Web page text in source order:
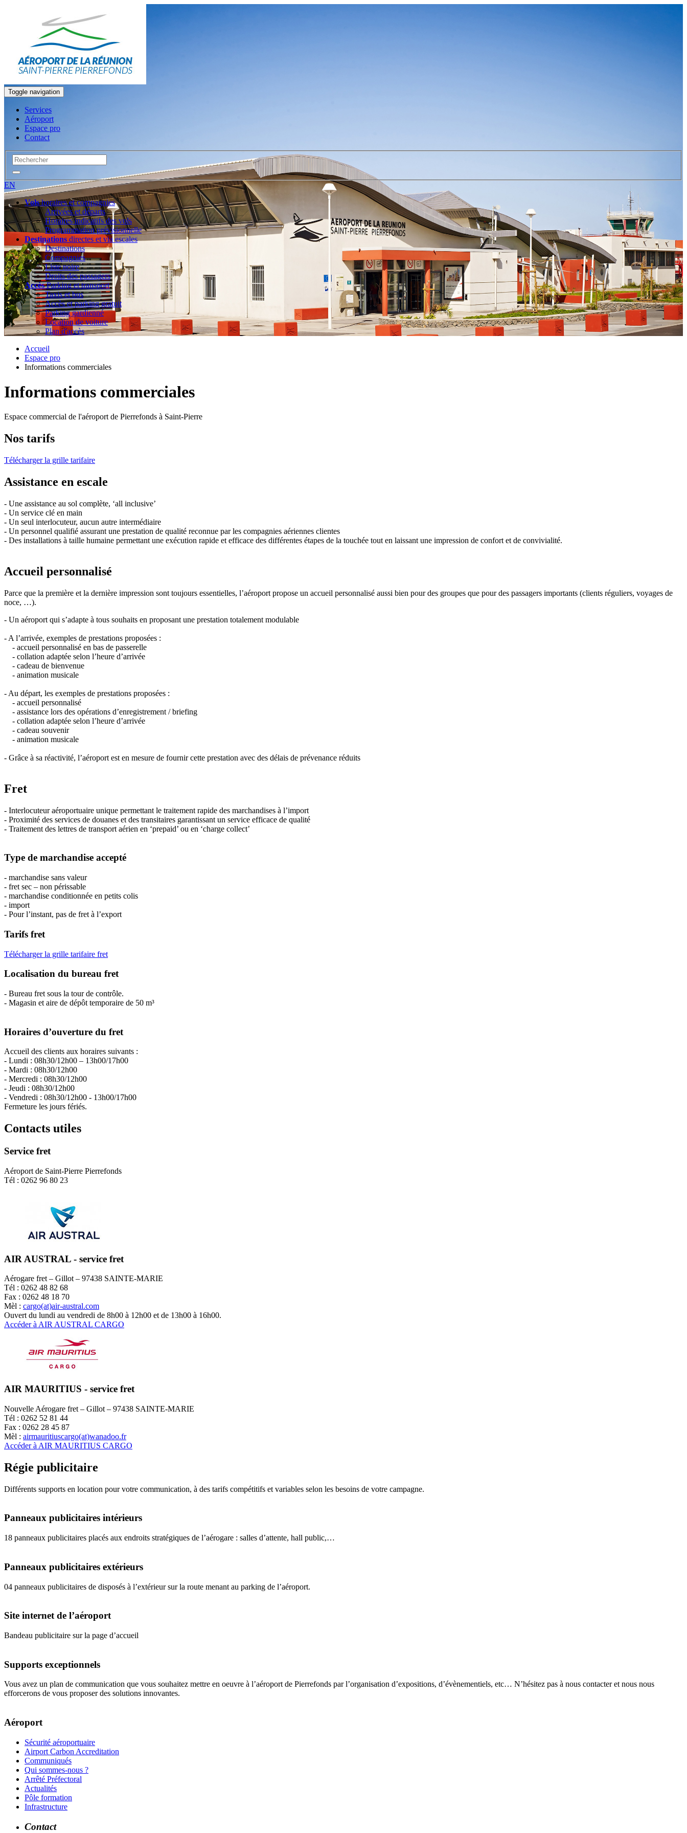
Toggle navigation
Services
Aéroport
Espace pro
Contact
EN
Volshoraires et compagnies
Arrivées et départs
Horaires indicatifs des vols
Programmation prévisionnelle
Destinations directes et via escales
Destinations
Compagnies
Liste noire
Droits des passagers
AccèsParking et transport
Taxis et bus
Accès et parking gratuit
Parking gardienné
Location de voiture
Plan d'accès
Accueil
Espace pro
Informations commerciales
Informations commerciales
Espace commercial de l'aéroport de Pierrefonds à Saint-Pierre
Nos tarifs
Télécharger la grille tarifaire
Assistance en escale
- Une assistance au sol complète, ‘all inclusive’
- Un service clé en main
- Un seul interlocuteur, aucun autre intermédiaire
- Un personnel qualifié assurant une prestation de qualité reconnue par les compagnies aériennes clientes
- Des installations à taille humaine permettant une exécution rapide et efficace des différentes étapes de la touchée tout en laissant une impression de confort et de convivialité.
Accueil personnalisé
Parce que la première et la dernière impression sont toujours essentielles, l’aéroport propose un accueil personnalisé aussi bien pour des groupes que pour des passagers importants (clients réguliers, voyages de
noce, …).
- Un aéroport qui s’adapte à tous souhaits en proposant une prestation totalement modulable
- A l’arrivée, exemples de prestations proposées :
- accueil personnalisé en bas de passerelle
- collation adaptée selon l’heure d’arrivée
- cadeau de bienvenue
- animation musicale
- Au départ, les exemples de prestations proposées :
- accueil personnalisé
- assistance lors des opérations d’enregistrement / briefing
- collation adaptée selon l’heure d’arrivée
- cadeau souvenir
- animation musicale
- Grâce à sa réactivité, l’aéroport est en mesure de fournir cette prestation avec des délais de prévenance réduits
Fret
- Interlocuteur aéroportuaire unique permettant le traitement rapide des marchandises à l’import
- Proximité des services de douanes et des transitaires garantissant un service efficace de qualité
- Traitement des lettres de transport aérien en ‘prepaid’ ou en ‘charge collect’
Type de marchandise accepté
- marchandise sans valeur
- fret sec – non périssable
- marchandise conditionnée en petits colis
- import
- Pour l’instant, pas de fret à l’export
Tarifs fret
Télécharger la grille tarifaire fret
Localisation du bureau fret
- Bureau fret sous la tour de contrôle.
- Magasin et aire de dépôt temporaire de 50 m³
Horaires d’ouverture du fret
Accueil des clients aux horaires suivants :
- Lundi : 08h30/12h00 – 13h00/17h00
- Mardi : 08h30/12h00
- Mercredi : 08h30/12h00
- Jeudi : 08h30/12h00
- Vendredi : 08h30/12h00 - 13h00/17h00
Fermeture les jours fériés.
Contacts utiles
Service fret
Aéroport de Saint-Pierre Pierrefonds
Tél : 0262 96 80 23
AIR AUSTRAL - service fret
Aérogare fret – Gillot – 97438 SAINTE-MARIE
Tél : 0262 48 82 68
Fax : 0262 48 18 70
Mèl : cargo(at)air-austral.com
Ouvert du lundi au vendredi de 8h00 à 12h00 et de 13h00 à 16h00.
Accéder à AIR AUSTRAL CARGO
AIR MAURITIUS - service fret
Nouvelle Aérogare fret – Gillot – 97438 SAINTE-MARIE
Tél : 0262 52 81 44
Fax : 0262 28 45 87
Mèl : airmauritiuscargo(at)wanadoo.fr
Accéder à AIR MAURITIUS CARGO
Régie publicitaire
Différents supports en location pour votre communication, à des tarifs compétitifs et variables selon les besoins de votre campagne.
Panneaux publicitaires intérieurs
18 panneaux publicitaires placés aux endroits stratégiques de l’aérogare : salles d’attente, hall public,…
Panneaux publicitaires extérieurs
04 panneaux publicitaires de disposés à l’extérieur sur la route menant au parking de l’aéroport.
Site internet de l’aéroport
Bandeau publicitaire sur la page d’accueil
Supports exceptionnels
Vous avez un plan de communication que vous souhaitez mettre en oeuvre à l’aéroport de Pierrefonds par l’organisation d’expositions, d’évènementiels, etc… N’hésitez pas à nous contacter et nous nous
efforcerons de vous proposer des solutions innovantes.
Aéroport
Sécurité aéroportuaire
Airport Carbon Accreditation
Communiqués
Qui sommes-nous ?
Arrêté Préfectoral
Actualités
Pôle formation
Infrastructure
Contact